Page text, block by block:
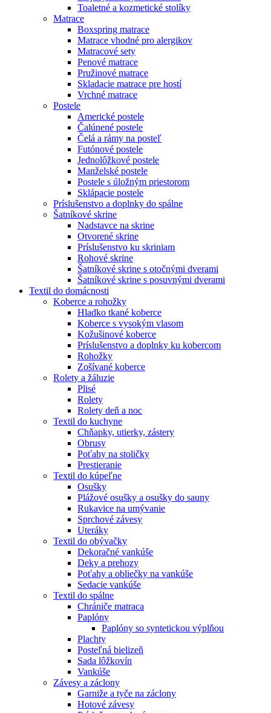
Toaletné a kozmetické stolíky
Matrace
Boxspring matrace
Matrace vhodné pro alergikov
Matracové sety
Penové matrace
Pružinové matrace
Skladacie matrace pre hostí
Vrchné matrace
Postele
Americké postele
Čalúnené postele
Čelá a rámy na posteľ
Futónové postele
Jednolôžkové postele
Manželské postele
Postele s úložným priestorom
Sklápacie postele
Príslušenstvo a doplnky do spálne
Šatníkové skrine
Nadstavce na skrine
Otvorené skrine
Príslušenstvo ku skriniam
Rohové skrine
Šatníkové skrine s otočnými dverami
Šatníkové skrine s posuvnými dverami
Textil do domácnosti
Koberce a rohožky
Hladko tkané koberce
Koberce s vysokým vlasom
Kožušinové koberce
Príslušenstvo a doplnky ku kobercom
Rohožky
Zošívané koberce
Rolety a žáluzie
Plisé
Rolety
Rolety deň a noc
Textil do kuchyne
Chňapky, utierky, zástery
Obrusy
Poťahy na stoličky
Prestieranie
Textil do kúpeľne
Osušky
Plážové osušky a osušky do sauny
Rukavice na umývanie
Sprchové závesy
Uteráky
Textil do obývačky
Dekoračné vankúše
Deky a prehozy
Poťahy a obliečky na vankúše
Sedacie vankúše
Textil do spálne
Chrániče matraca
Paplóny
Paplóny so syntetickou výplňou
Plachty
Posteľná bielizeň
Sada lôžkovín
Vankúše
Závesy a záclony
Garniže a tyče na záclony
Hotové závesy